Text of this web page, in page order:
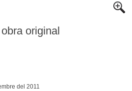
original
del 2011